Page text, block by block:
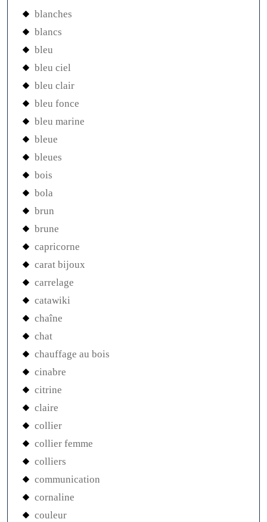
blanches
blancs
bleu
bleu ciel
bleu clair
bleu fonce
bleu marine
bleue
bleues
bois
bola
brun
brune
capricorne
carat bijoux
carrelage
catawiki
chaîne
chat
chauffage au bois
cinabre
citrine
claire
collier
collier femme
colliers
communication
cornaline
couleur